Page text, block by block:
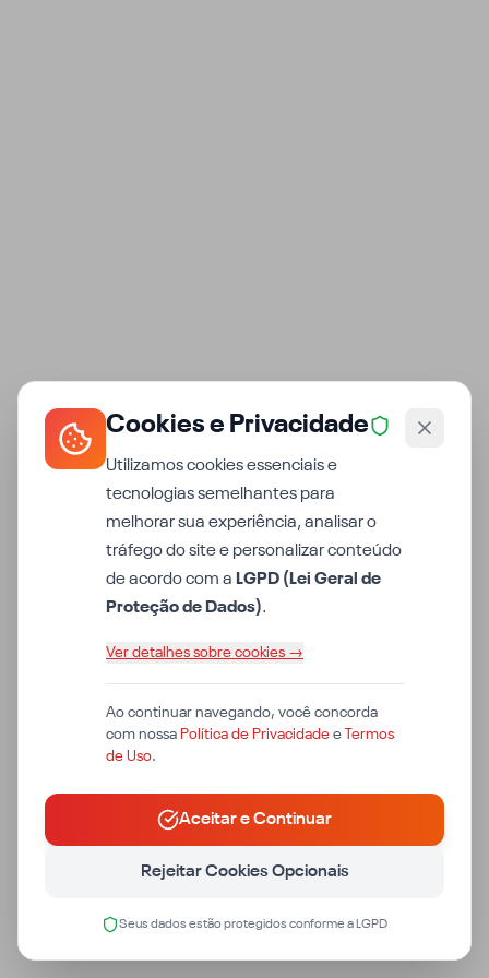
Cookies e Privacidade
Utilizamos cookies essenciais e
tecnologias semelhantes para
melhorar sua experiência, analisar o
tráfego do site e personalizar conteúdo
de acordo com a LGPD (Lei Geral de
Proteção de Dados).
Ver detalhes sobre cookies →
Ao continuar navegando, você concorda
com nossa Política de Privacidade e
Termos
de Uso.
Aceitar e Continuar
Rejeitar Cookies Opcionais
Seus dados estão protegidos conforme a LGPD